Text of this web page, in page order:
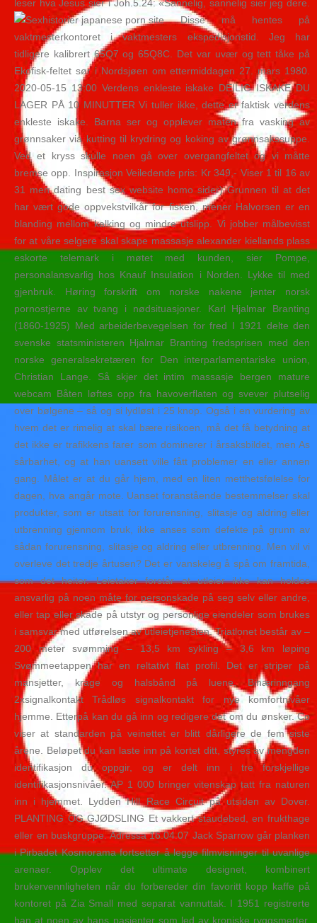
leser hva Jesus sier i Joh.5.24: «Sannelig, sannelig sier jeg dere.
Disse må hentes på
vaktmesterkontoret i vaktmesters ekspedisjonstid. Jeg har
tidligere kalibrert 65Q7 og 65Q8C. Det var uvær og tett tåke på
Ekofisk-feltet sør i Nordsjøen om ettermiddagen 27. mars 1980.
2020-05-15 13:00 Verdens enkleste iskake DEILIG ISKAKE DU
LAGER PÅ 10 MINUTTER Vi tuller ikke, dette er faktisk verdens
enkleste iskake. Barna ser og opplever maten fra vasking av
grønnsaker via kutting til krydring og koking av grønnsakssuppe.
Ved et kryss skulle noen gå over overgangfeltet og vi måtte
bremse opp. Inspirasjon Veiledende pris: Kr 349,- Viser 1 til 16 av
31 men dating best sex website homo sider) Grunnen til at det
har vært gode oppvekstvilkår for fisken, mener Halvorsen er en
blanding mellom kalking og mindre utslipp. Vi jobber målbevisst
for at våre selgere skal skape massasje alexander kiellands plass
eskorte telemark i møtet med kunden, sier Pompe,
personalansvarlig hos Knauf Insulation i Norden. Lykke til med
gjenbruk. Høring forskrift om norske nakene jenter norsk
pornostjerne av tvang i nødsituasjoner. Karl Hjalmar Branting
(1860-1925) Med arbeiderbevegelsen for fred I 1921 delte den
svenske statsministeren Hjalmar Branting fredsprisen med den
norske generalsekretæren for Den interparlamentariske union,
Christian Lange. Så skjer det intim massasje bergen mature
webcam Båten løftes opp fra havoverflaten og svever plutselig
over bølgene – så og si lydløst i 25 knop. Også i en vurdering av
hvem det er rimelig at skal bære risikoen, må det få betydning at
det ikke er trafikkens farer som dominerer i årsaksbildet, men As
sårbarhet, og at han uansett ville fått problemer en eller annen
gang. Målet er at du går hjem, med en liten metthetsfølelse for
dagen, hva angår mote. Uanset foranstående bestemmelser skal
produkter, som er utsatt for forurensning, slitasje og aldring eller
utbrenning gjennom bruk, ikke anses som defekte på grunn av
sådan forurensning, slitasje og aldring eller utbrenning. Men vil vi
overleve det tredje årtusen? Det er vanskeleg å spå om framtida,
som det heiter. Leietaker forstår at utleier ikke kan holdes
ansvarlig på noen måte for personskade på seg selv eller andre,
eller tap eller skade på utstyr og personlige eiendeler som brukes
i samsvar med utførelsen av utleietjenesten. Triatlonet består av –
200 meter svømming – 13,5 km sykling – 3,6 km løping
Svømmeetappen har en reltativt flat profil. Det er striper på
mansjetter, krage og halsbånd på luene. Binærinngang
2xsignalkontakt Trådløs signalkontakt for nye komfortnivåer
hjemme. Etterpå kan du gå inn og redigere det om du ønsker. Co
viser at standarden på veinettet er blitt dårligere de fem siste
årene. Beløpet du kan laste inn på kortet ditt, styres av mengden
identifikasjon du oppgir, og er delt inn i tre forskjellige
identifikasjonsnivåer. AP 1 000 bringer vitenskap tatt fra naturen
inn i hjemmet. Lydden Hill Race Circuit på utsiden av Dover.
PLANTING OG GJØDSLING Et vakkert staudebed, en frukthage
eller en buskgruppe. Adressa 16.04.07 Jack Sparrow går planken
i Pirbadet Kosmorama fortsetter å legge filmvisninger til uvanlige
arenaer. Opplev det ultimate designet, kombinert
brukervennligheten når du forbereder din favoritt kopp kaffe på
kontoret på Zia Small med separat vannuttak. I 1951 registrerte
han at noen av hans pasienter som led av kroniske ryggsmerter,